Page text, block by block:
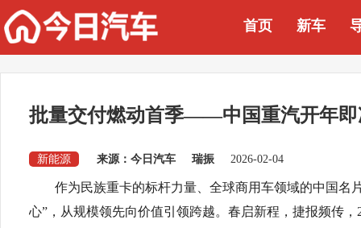
首页 新车
批量交付燃动首季——中国重汽开年即
新能源 来源：今日汽车 瑞振 2026-02-04
作为民族重卡的标杆力量、全球商用车领域的中国名
心”，从规模领先向价值引领跨越。春启新程，捷报频传